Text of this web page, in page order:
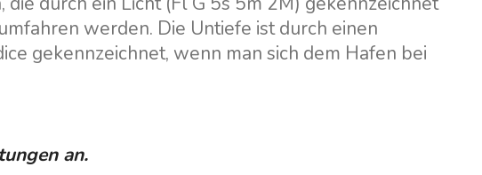
werden. Die Untiefe ist durch einen
gekennzeichnet, wenn man sich dem Hafen bei
an.